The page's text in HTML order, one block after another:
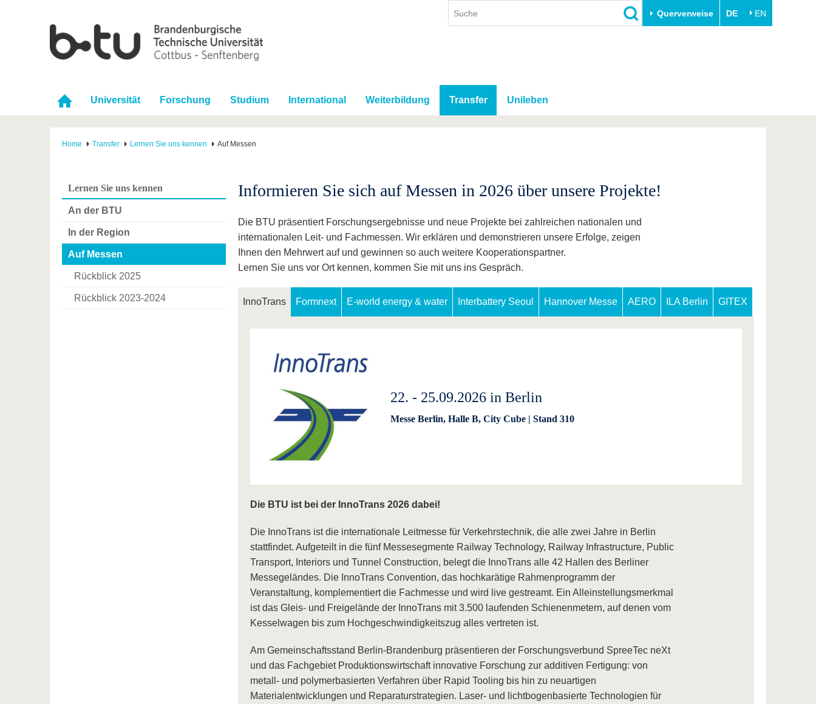
Querverweise DE EN
Universität Forschung Studium International Weiterbildung Transfer Unileben
Home Transfer Lernen Sie uns kennen Auf Messen
Lernen Sie uns kennen
An der BTU
In der Region
Auf Messen
Rückblick 2025
Rückblick 2023-2024
Informieren Sie sich auf Messen in 2026 über unsere Projekte!
Die BTU präsentiert Forschungsergebnisse und neue Projekte bei zahlreichen nationalen und
internationalen Leit- und Fachmessen. Wir erklären und demonstrieren unsere Erfolge, zeigen
Ihnen den Mehrwert auf und gewinnen so auch weitere Kooperationspartner.
Lernen Sie uns vor Ort kennen, kommen Sie mit uns ins Gespräch.
InnoTrans Formnext E-world energy & water Interbattery Seoul Hannover Messe AERO ILA Berlin GITEX
22. - 25.09.2026 in Berlin
Messe Berlin, Halle B, City Cube | Stand 310
Die BTU ist bei der InnoTrans 2026 dabei!
Die InnoTrans ist die internationale Leitmesse für Verkehrstechnik, die alle zwei Jahre in Berlin
stattfindet. Aufgeteilt in die fünf Messesegmente Railway Technology, Railway Infrastructure, Public
Transport, Interiors und Tunnel Construction, belegt die InnoTrans alle 42 Hallen des Berliner
Messegeländes. Die InnoTrans Convention, das hochkarätige Rahmenprogramm der
Veranstaltung, komplementiert die Fachmesse und wird live gestreamt. Ein Alleinstellungsmerkmal
ist das Gleis- und Freigelände der InnoTrans mit 3.500 laufenden Schienenmetern, auf denen vom
Kesselwagen bis zum Hochgeschwindigkeitszug alles vertreten ist.
Am Gemeinschaftsstand Berlin-Brandenburg präsentieren der Forschungsverbund SpreeTec neXt
und das Fachgebiet Produktionswirtschaft innovative Forschung zur additiven Fertigung: von
metall- und polymerbasierten Verfahren über Rapid Tooling bis hin zu neuartigen
Materialentwicklungen und Reparaturstrategien. Laser- und lichtbogenbasierte Technologien für